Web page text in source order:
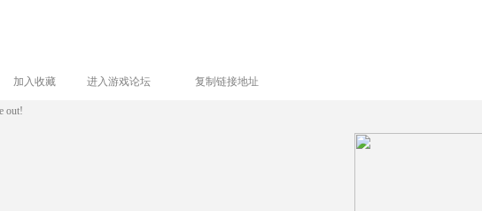
加入收藏 进入游戏论坛 复制链接地址
out!